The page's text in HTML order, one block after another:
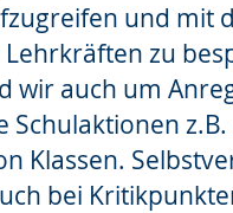
und mit
zu
wir auch um
Schulaktionen z.B.
Klassen.
bei